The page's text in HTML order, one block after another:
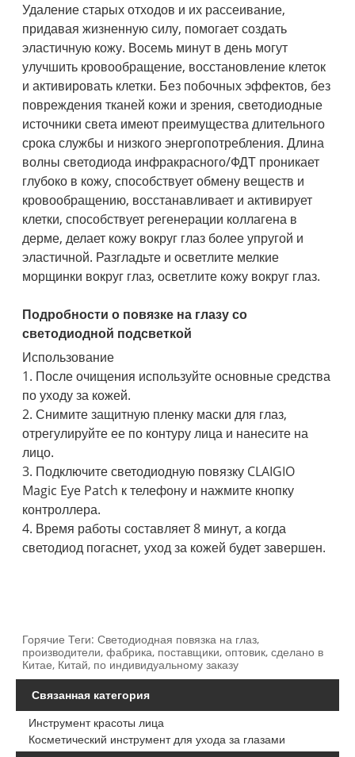
Удаление старых отходов и их рассеивание,
придавая жизненную силу, помогает создать
эластичную кожу. Восемь минут в день могут
улучшить кровообращение, восстановление клеток
и активировать клетки. Без побочных эффектов, без
повреждения тканей кожи и зрения, светодиодные
источники света имеют преимущества длительного
срока службы и низкого энергопотребления. Длина
волны светодиода инфракрасного/ФДТ проникает
глубоко в кожу, способствует обмену веществ и
кровообращению, восстанавливает и активирует
клетки, способствует регенерации коллагена в
дерме, делает кожу вокруг глаз более упругой и
эластичной. Разгладьте и осветлите мелкие
морщинки вокруг глаз, осветлите кожу вокруг глаз.
Подробности о повязке на глазу со
светодиодной подсветкой
Использование
1. После очищения используйте основные средства
по уходу за кожей.
2. Снимите защитную пленку маски для глаз,
отрегулируйте ее по контуру лица и нанесите на
лицо.
3. Подключите светодиодную повязку CLAIGIO
Magic Eye Patch к телефону и нажмите кнопку
контроллера.
4. Время работы составляет 8 минут, а когда
светодиод погаснет, уход за кожей будет завершен.
Горячие Теги: Светодиодная повязка на глаз,
производители, фабрика, поставщики, оптовик, сделано в
Китае, Китай, по индивидуальному заказу
Связанная категория
Инструмент красоты лица
Косметический инструмент для ухода за глазами